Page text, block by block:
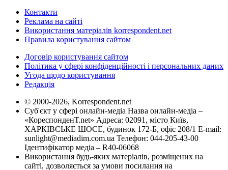
Контакти
Реклама на сайті
Використання матеріалів korrespondent.net
Правила користування сайтом
Договір користування сайтом
Політика у сфері конфіденційності і персональних даних
Угода щодо користування
Редакція
© 2000-2026, Korrespondent.net
Суб'єкт у сфері онлайн-медіа Назва онлайн-медіа –
«КореспонденТ.net» Адреса: 02091, місто Київ,
ХАРКІВСЬКЕ ШОСЕ, будинок 172-Б, офіс 208/1 E-mail:
sunlight@mediadim.com.ua Телефон: 044-205-43-00
Ідентифікатор медіа – R40-06068
Використання будь-яких матеріалів, розміщених на
сайті, дозволяється за умови посилання на